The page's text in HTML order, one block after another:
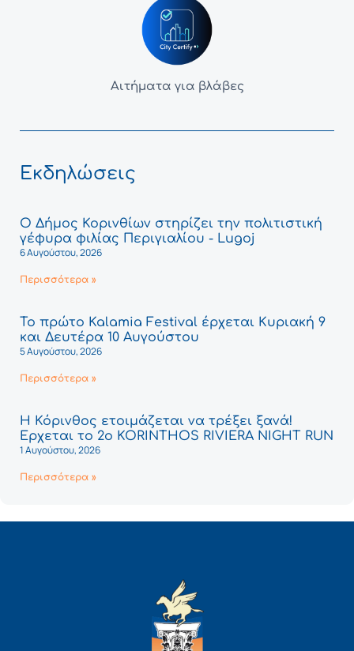
Αιτήματα για βλάβες
Εκδηλώσεις
Ο Δήμος Κορινθίων στηρίζει την πολιτιστική
γέφυρα φιλίας Περιγιαλίου - Lugoj
6 Αυγούστου, 2026
Περισσότερα »
Το πρώτο Kalamia Festival έρχεται Κυριακή 9
και Δευτέρα 10 Αυγούστου
5 Αυγούστου, 2026
Περισσότερα »
Η Κόρινθος ετοιμάζεται να τρέξει ξανά!
Έρχεται το 2ο KORINTHOS RIVIERA NIGHT RUN
1 Αυγούστου, 2026
Περισσότερα »